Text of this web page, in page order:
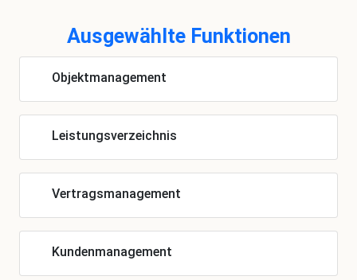
Ausgewählte Funktionen
Objektmanagement
Leistungsverzeichnis
Vertragsmanagement
Kundenmanagement